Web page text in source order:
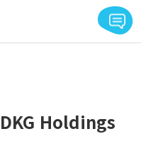
DKG Holdings